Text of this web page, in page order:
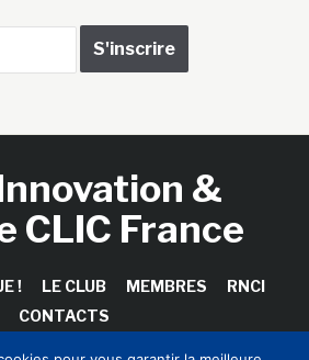
&
CLIC France
! LE CLUB MEMBRES
RNCI
CONTACTS